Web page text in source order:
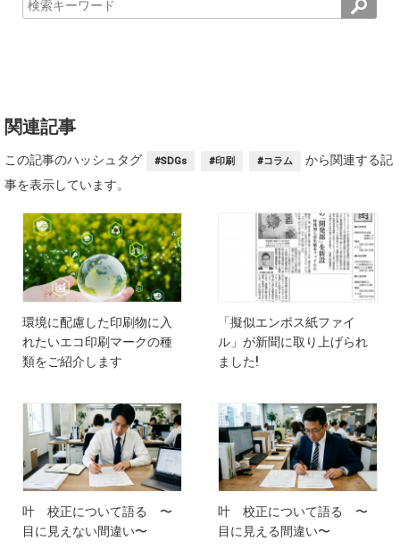
関連記事
この記事のハッシュタグ #SDGs #印刷 #コラム
から関連する記
事を表示しています。
環境に配慮した印刷物に入
れたいエコ印刷マークの種
類をご紹介します
「擬似エンボス紙ファイ
ル」が新聞に取り上げられ
ました!
叶 校正について語る 〜
目に見えない間違い〜
叶 校正について語る 〜
目に見える間違い〜